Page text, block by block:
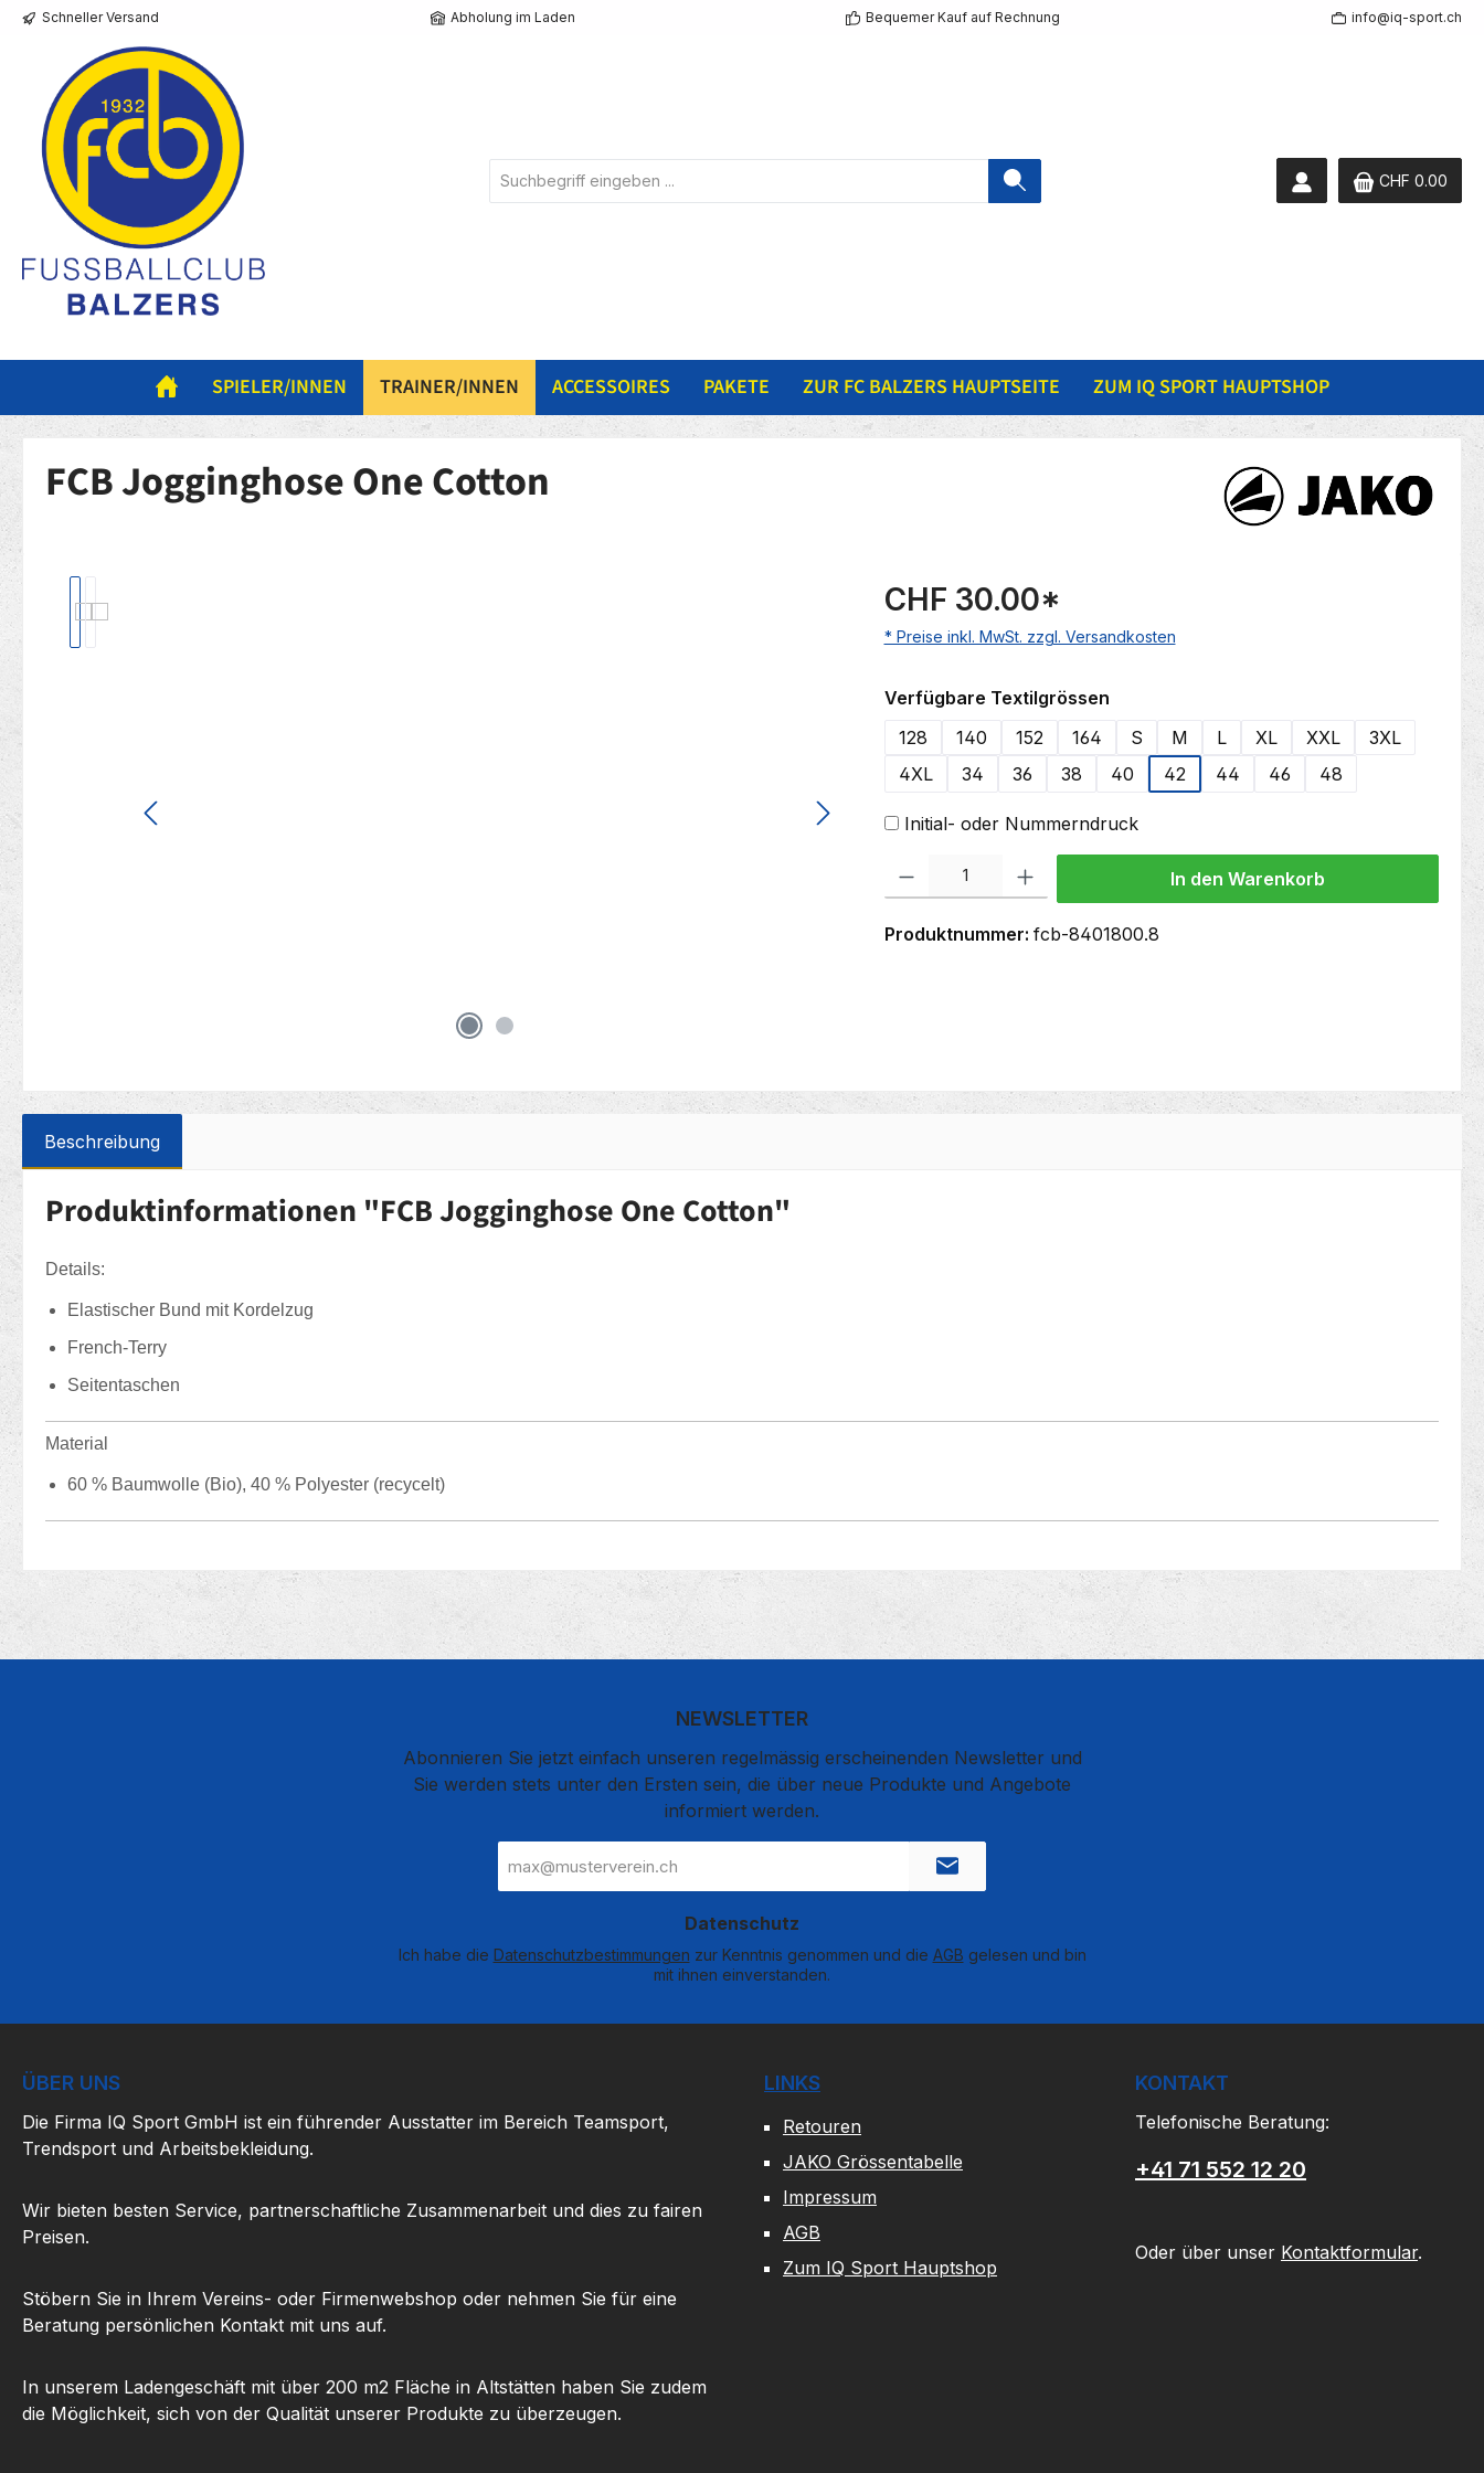
Zur Hauptnavigation springen
Schneller Versand Abholung im Laden Bequemer Kauf auf Rechnung info@iq-sport.ch
CHF 0.00
SPIELER/INNEN TRAINER/INNEN ACCESSOIRES PAKETE ZUR FC BALZERS HAUPTSEITE ZUM IQ SPORT HAUPTSHOP
FCB Jogginghose One Cotton
CHF 30.00*
* Preise inkl. MwSt. zzgl. Versandkosten
Verfügbare Textilgrössenauswählen
128
140 152 164 S M L XL XXL
3XL
4XL
34 36 38 40 42 44 46 48
Initial- oder Nummerndruck
Produkt Anzahl: Gib den gewünschten Wert ein oder benutze die Schaltflächen um die
In den Warenkorb
Produktnummer: fcb-8401800.8
Beschreibung
Produktinformationen "FCB Jogginghose One Cotton"
Details:
Elastischer Bund mit Kordelzug
French-Terry
Seitentaschen
Material
60 % Baumwolle (Bio), 40 % Polyester (recycelt)
NEWSLETTER
Abonnieren Sie jetzt einfach unseren regelmässig erscheinenden Newsletter und
Sie werden stets unter den Ersten sein, die über neue Produkte und Angebote
informiert werden.
Mail-
Adresse
Datenschutz
Ich habe die Datenschutzbestimmungen zur Kenntnis genommen und die AGB gelesen und bin
mit ihnen einverstanden.
ÜBER UNS
Die Firma IQ Sport GmbH ist ein führender Ausstatter im Bereich Teamsport,
Trendsport und Arbeitsbekleidung.
Wir bieten besten Service, partnerschaftliche Zusammenarbeit und dies zu fairen
Preisen.
Stöbern Sie in Ihrem Vereins- oder Firmenwebshop oder nehmen Sie für eine
Beratung persönlichen Kontakt mit uns auf.
In unserem Ladengeschäft mit über 200 m2 Fläche in Altstätten haben Sie zudem
die Möglichkeit, sich von der Qualität unserer Produkte zu überzeugen.
LINKS
Retouren
JAKO Grössentabelle
Impressum
AGB
Zum IQ Sport Hauptshop
KONTAKT
Telefonische Beratung:
+41 71 552 12 20
Oder über unser Kontaktformular.